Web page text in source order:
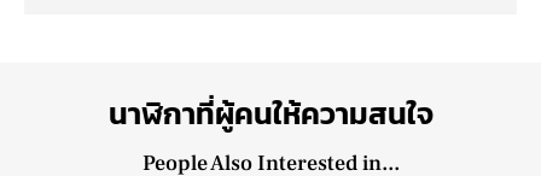
นาฬิกาที่ผู้คนให้ความสนใจ
People Also Interested in...